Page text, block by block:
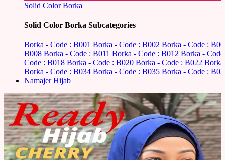
Solid Color Borka
Solid Color Borka Subcategories
Borka - Code : B001 Borka - Code : B002 Borka - Code :
B008 Borka - Code : B011 Borka - Code : B012 Borka -
Code : B018 Borka - Code : B020 Borka - Code : B022
Borka - Code : B034 Borka - Code : B035 Borka - Code :
Namajer Hijab